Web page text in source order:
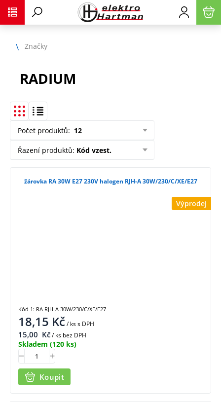
Značky
RADIUM
Počet produktů: 12
Řazení produktů: Kód vzest.
Výprodej
žárovka RA 30W E27 230V halogen RJH-A 30W/230/C/XE/E27
18,15 Kč/ kss DPH
15,00 Kč/ ks bez DPH
Skladem (120 ks)
Koupit
Kód 1: RA RJH-A 30W/230/C/XE/E27